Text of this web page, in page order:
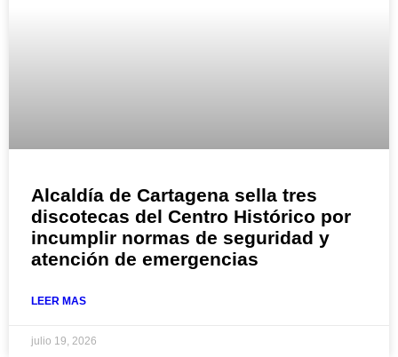
Alcaldía de Cartagena sella tres
discotecas del Centro Histórico por
incumplir normas de seguridad y
atención de emergencias
LEER MAS
julio 19, 2026